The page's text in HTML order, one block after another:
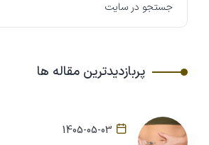
پربازدیدترین مقاله ها
1405-05-03